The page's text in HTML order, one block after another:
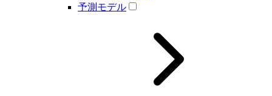
予測モデル